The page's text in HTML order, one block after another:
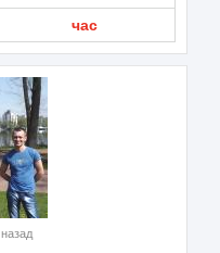
час